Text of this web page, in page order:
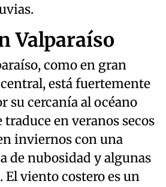
Valparaíso
como en gran
está fuertemente
su cercanía al océano
traduce en veranos secos
inviernos con una
de nubosidad y algunas
viento costero es un